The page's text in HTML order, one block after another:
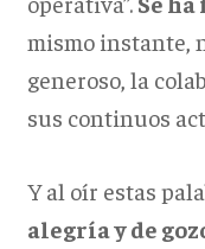
mismo instante,
generoso, la
sus continuos
Y al oír estas
alegría y de